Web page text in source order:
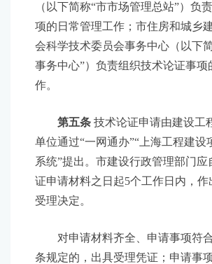
（以下简称“市市场管理总站”）负
项的日常管理工作；市住房和城乡
会科学技术委员会事务中心（以下
事务中心”）负责组织技术论证事项
作。
第五条 技术论证申请由建设工
单位通过“一网通办”“上海工程建设
系统”提出。市建设行政管理部门应
证申请材料之日起5个工作日内，作
受理决定。
对申请材料齐全、申请事项符合
条规定的，出具受理凭证；申请事